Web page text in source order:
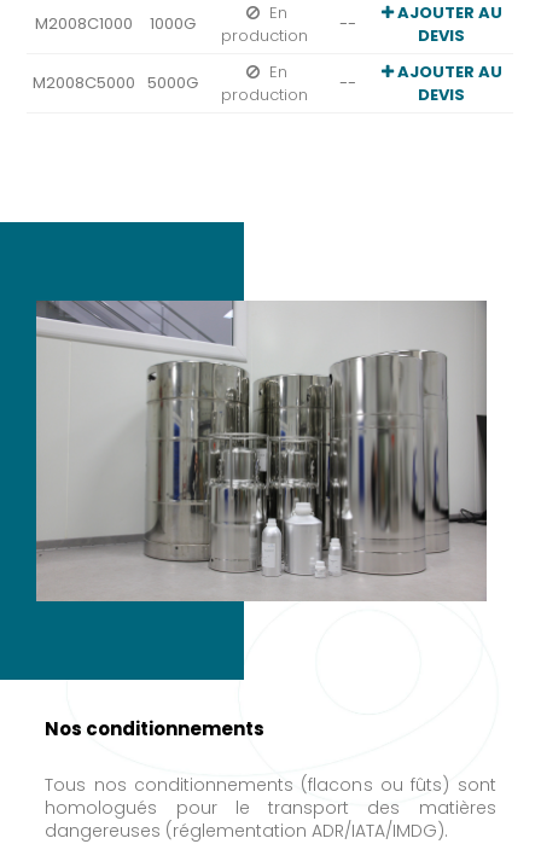
M2008C1000 1000G
En
production
--
AJOUTER AU
DEVIS
M2008C5000 5000G
En
production
--
AJOUTER AU
DEVIS
Nos conditionnements
Tous nos conditionnements (flacons ou fûts) sont
homologués pour le transport des matières
dangereuses (réglementation ADR/IATA/IMDG).